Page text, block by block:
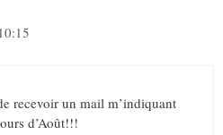
recevoir un mail m’indiquant
d’Août!!!